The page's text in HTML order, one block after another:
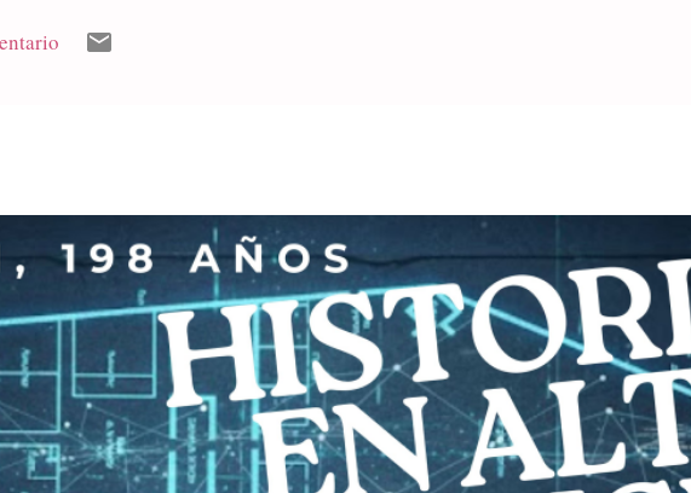
españoles para inaugurar el “Dos pájaros contraatacan”, que se enojan